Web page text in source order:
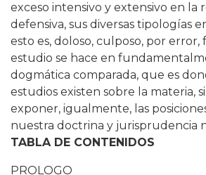
exceso intensivo y extensivo en la
defensiva, sus diversas tipologías
esto es, doloso, culposo, por error,
estudio se hace en
dogmática comparada, que es
estudios existen sobre la materia,
exponer, igualmente, las
nuestra doctrina y jurisprudencia
TABLA DE CONTENIDOS
PROLOGO